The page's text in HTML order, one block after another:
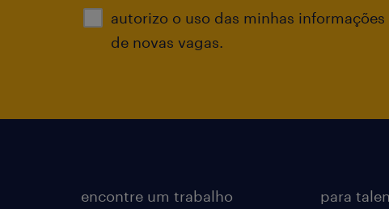
autorizo o uso das minhas
de novas vagas.
encontre um trabalho para